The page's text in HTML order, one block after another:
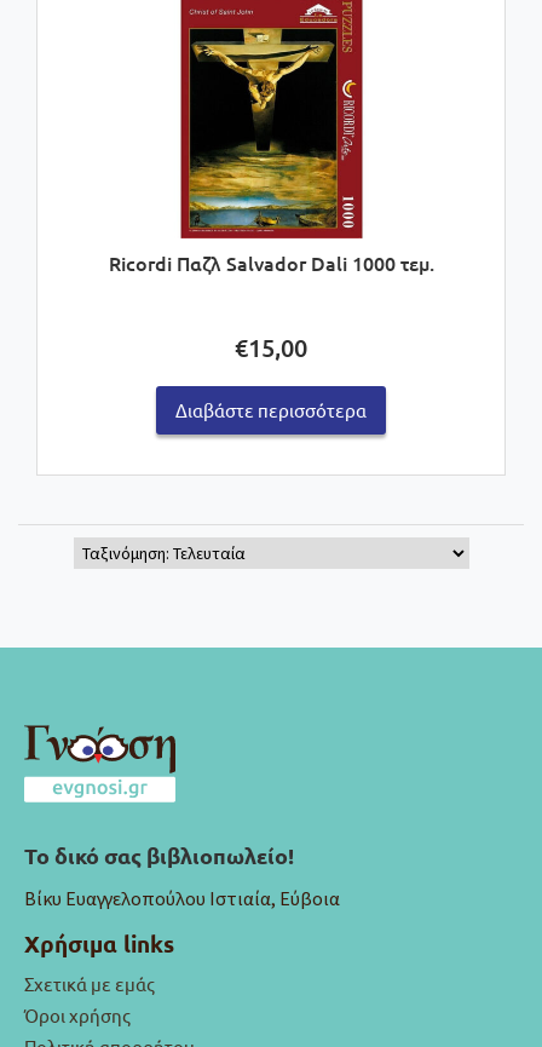
Ricordi Παζλ Salvador Dali 1000 τεμ.
€15,00
Διαβάστε περισσότερα
Το δικό σας βιβλιοπωλείο!
Βίκυ Ευαγγελοπούλου Ιστιαία, Εύβοια
Χρήσιμα links
Σχετικά με εμάς
Όροι χρήσης